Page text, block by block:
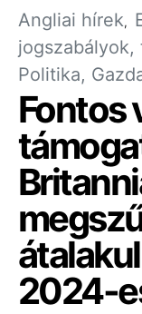
Angliai hírek
jogszabályok,
Politika,
Fontos
2024-